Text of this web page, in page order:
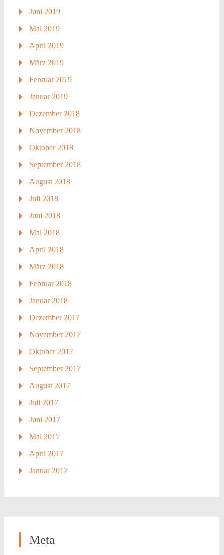
Juni 2019
Mai 2019
April 2019
März 2019
Februar 2019
Januar 2019
Dezember 2018
November 2018
Oktober 2018
September 2018
August 2018
Juli 2018
Juni 2018
Mai 2018
April 2018
März 2018
Februar 2018
Januar 2018
Dezember 2017
November 2017
Oktober 2017
September 2017
August 2017
Juli 2017
Juni 2017
Mai 2017
April 2017
Januar 2017
Meta